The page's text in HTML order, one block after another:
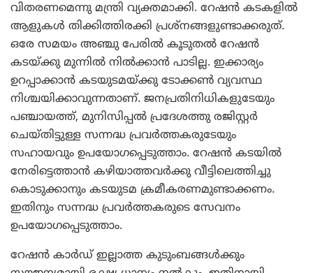
വിതരണമെന്നു മന്ത്രി വ്യക്തമാക്കി. റേഷന്‍ കടകളില്‍
ആളുകള്‍ തിക്കിത്തിരക്കി പ്രശ്നങ്ങളുണ്ടാക്കരുത്.
ഒരേ സമയം അഞ്ചു പേരില്‍ കൂടുതല്‍ റേഷന്‍
കടയ്ക്കു മുന്നില്‍ നില്‍ക്കാന്‍ പാടില്ല. ഇക്കാര്യം
ഉറപ്പാക്കാന്‍ കടയുടമയ്ക്കു ടോക്കണ്‍ വ്യവസ്ഥ
നിശ്ചയിക്കാവുന്നതാണ്. ജനപ്രതിനിധികളുടേയും
പഞ്ചായത്ത്, മുനിസിപ്പല്‍ പ്രദേശത്തു രജിസ്റ്റര്‍
ചെയ്തിട്ടുള്ള സന്നദ്ധ പ്രവര്‍ത്തകരുടേയും
സഹായവും ഉപയോഗപ്പെടുത്താം. റേഷന്‍ കടയില്‍
നേരിട്ടെത്താന്‍ കഴിയാത്തവര്‍ക്കു വീട്ടിലെത്തിച്ചു
കൊടുക്കാനും കടയുടമ ക്രമീകരണമുണ്ടാക്കണം.
ഇതിനും സന്നദ്ധ പ്രവര്‍ത്തകരുടെ സേവനം
ഉപയോഗപ്പെടുത്താം.
റേഷന്‍ കാര്‍ഡ് ഇല്ലാത്ത കുടുംബങ്ങള്‍ക്കും